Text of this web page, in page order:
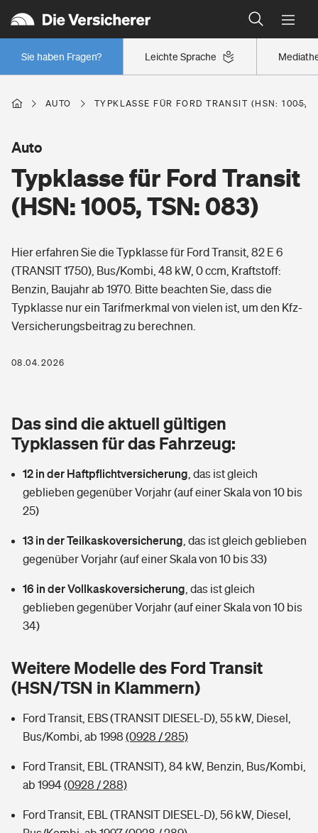
Leichte Sprache
Sie haben Fragen?
Wer versichert was: Jetzt Versicherer finden
Regionalklassen: So ist Ihre Region eingestuft
Wer versichert was: Jetzt Versicherer finden
Berufsunfähigkeitsversicherung
Erwerbsunfähigkeitsversicherung
Grundfähigkeitsversicherung
Arbeitsrechtsschutz
Berufshaftpflichtversicherung
Zur Übersicht
Tools
Wer versichert was: Jetzt Versicherer finden
Sie haben Fragen?
Wohnen
Elementarversicherung
Glasversicherung
Mietkautionsversicherung
Restkreditversicherung
Tools
Hochwasser-Check: Wie gefährdet ist Ihr Haus?
Sie haben Fragen?
Freizeit
Pri­vate Haft­pflicht­
Kinderunfall­ver­si­che­rung
Kinderinvalidität
Hundehalter-Haftpflicht
Handyversicherung
Private Cyberversicherung
Zur Übersicht
Gesundheit
Private Krankenversicherung
Dread-Disease-Versicherung
Tierkrankenversicherung
Zur Übersicht
Tools
Wer versichert was: Jetzt Versicherer finden
Rentenrechner: Wie viel Geld bekomme ich im Alter?
AUTO TYPKLASSE FÜR FORD TRANSIT (HSN: 1005,
Typklasse für Ford Transit
(HSN: 1005, TSN: 083)
Auto
Hier erfahren Sie die Typklasse für Ford Transit, 82 E 6
(TRANSIT 1750), Bus/Kombi, 48 kW, 0 ccm, Kraftstoff:
Benzin, Baujahr ab 1970. Bitte beachten Sie, dass die
Typklasse nur ein Tarifmerkmal von vielen ist, um den Kfz-
Versicherungsbeitrag zu berechnen.
08.04.2026
Das sind die aktuell gültigen
Typklassen für das Fahrzeug:
12 in der Haftpflichtversicherung das ist gleich
geblieben gegenüber Vorjahr (auf einer Skala von 10 bis
25)
13 in der Teilkaskoversicherung das ist gleich geblieben
gegenüber Vorjahr (auf einer Skala von 10 bis 33)
16 in der Vollkaskoversicherung das ist gleich
geblieben gegenüber Vorjahr (auf einer Skala von 10 bis
34)
Weitere Modelle des Ford Transit
(HSN/TSN in Klammern)
Ford Transit, EBS (TRANSIT DIESEL-D), 55 kW, Diesel,
Bus/Kombi, ab 1998 (0928 / 285)
Ford Transit, EBL (TRANSIT), 84 kW, Benzin, Bus/Kombi,
ab 1994(0928 / 288)
Ford Transit, EBL (TRANSIT DIESEL-D), 56 kW, Diesel,